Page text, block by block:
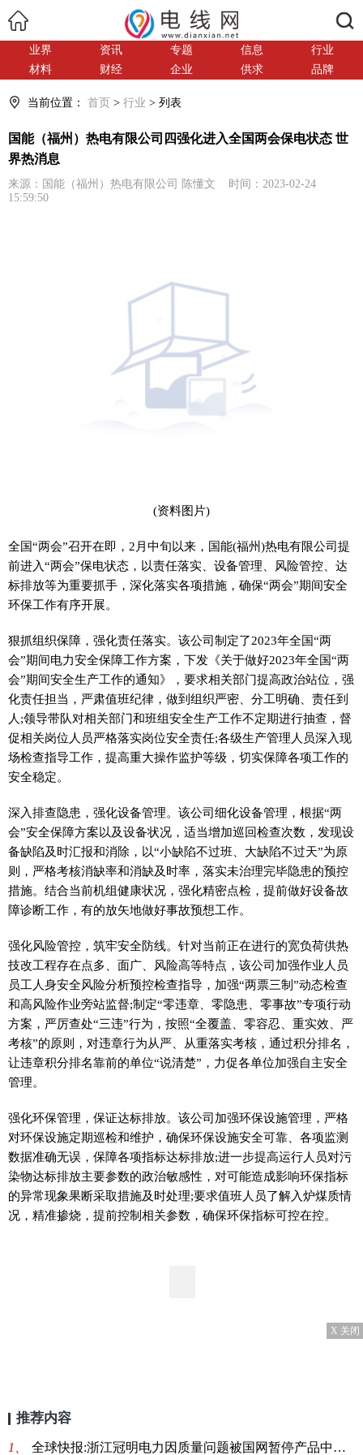
业界 资讯 专题 信息
行业
材料
财经 企业 供求 品牌
当前位置： 首页 > 行业 > 列表
国能（福州）热电有限公司四强化进入全国两会保电状态 世
界热消息
来源：国能（福州）热电有限公司 陈懂文 时间：2023-02-24
15:59:50
(资料图片)
全国“两会”召开在即，2月中旬以来，国能(福州)热电有限公司提
前进入“两会”保电状态，以责任落实、设备管理、风险管控、达
标排放等为重要抓手，深化落实各项措施，确保“两会”期间安全
环保工作有序开展。
狠抓组织保障，强化责任落实。该公司制定了2023年全国“两
会”期间电力安全保障工作方案，下发《关于做好2023年全国“两
会”期间安全生产工作的通知》，要求相关部门提高政治站位，强
化责任担当，严肃值班纪律，做到组织严密、分工明确、责任到
人;领导带队对相关部门和班组安全生产工作不定期进行抽查，督
促相关岗位人员严格落实岗位安全责任;各级生产管理人员深入现
场检查指导工作，提高重大操作监护等级，切实保障各项工作的
安全稳定。
深入排查隐患，强化设备管理。该公司细化设备管理，根据“两
会”安全保障方案以及设备状况，适当增加巡回检查次数，发现设
备缺陷及时汇报和消除，以“小缺陷不过班、大缺陷不过天”为原
则，严格考核消缺率和消缺及时率，落实未治理完毕隐患的预控
措施。结合当前机组健康状况，强化精密点检，提前做好设备故
障诊断工作，有的放矢地做好事故预想工作。
强化风险管控，筑牢安全防线。针对当前正在进行的宽负荷供热
技改工程存在点多、面广、风险高等特点，该公司加强作业人员
员工人身安全风险分析预控检查指导，加强“两票三制”动态检查
和高风险作业旁站监督;制定“零违章、零隐患、零事故”专项行动
方案，严厉查处“三违”行为，按照“全覆盖、零容忍、重实效、严
考核”的原则，对违章行为从严、从重落实考核，通过积分排名，
让违章积分排名靠前的单位“说清楚”，力促各单位加强自主安全
管理。
强化环保管理，保证达标排放。该公司加强环保设施管理，严格
对环保设施定期巡检和维护，确保环保设施安全可靠、各项监测
数据准确无误，保障各项指标达标排放;进一步提高运行人员对污
染物达标排放主要参数的政治敏感性，对可能造成影响环保指标
的异常现象果断采取措施及时处理;要求值班人员了解入炉煤质情
况，精准掺烧，提前控制相关参数，确保环保指标可控在控。
X 关闭
推荐内容
1、 全球快报:浙江冠明电力因质量问题被国网暂停产品中标资格6个月